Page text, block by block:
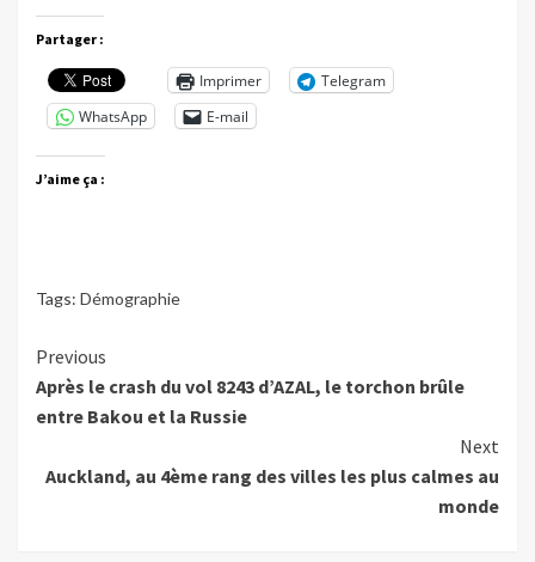
Partager :
Imprimer
Telegram
WhatsApp
E-mail
J’aime ça :
Tags: Démographie
Continue
Reading
Previous
Après le crash du vol 8243 d’AZAL, le torchon brûle
entre Bakou et la Russie
Next
Auckland, au 4ème rang des villes les plus calmes au
monde